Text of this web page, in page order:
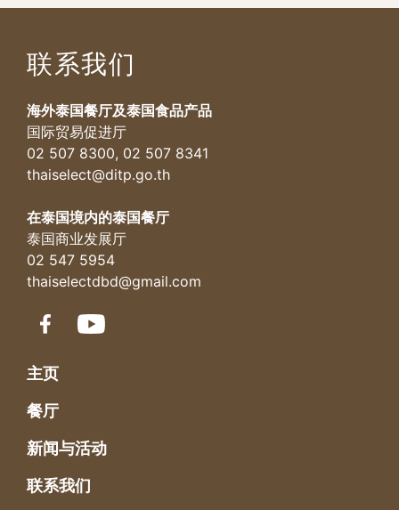
联系我们
海外泰国餐厅及泰国食品产品
国际贸易促进厅
02 507 8300, 02 507 8341
thaiselect@ditp.go.th
在泰国境内的泰国餐厅
泰国商业发展厅
02 547 5954
thaiselectdbd@gmail.com
主页
餐厅
新闻与活动
联系我们